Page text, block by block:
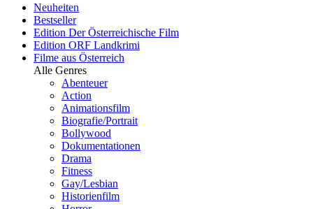
Neuheiten
Bestseller
Edition Der Österreichische Film
Edition ORF Landkrimi
Filme aus Österreich
Alle Genres
Abenteuer
Action
Animationsfilm
Biografie/Portrait
Bollywood
Dokumentationen
Drama
Fitness
Gay/Lesbian
Historienfilm